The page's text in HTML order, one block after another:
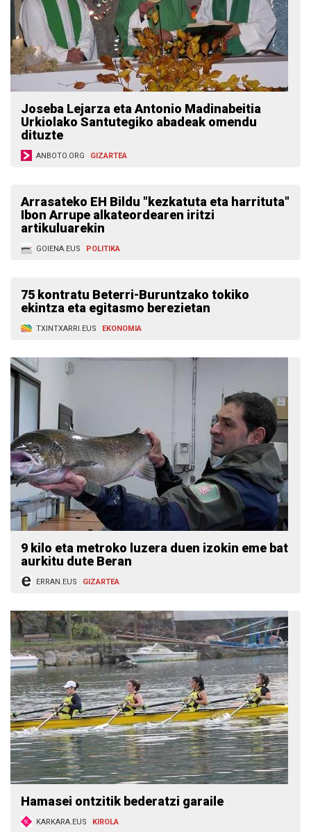
Joseba Lejarza eta Antonio Madinabeitia
Urkiolako Santutegiko abadeak omendu
dituzte
ANBOTO.ORG GIZARTEA
Arrasateko EH Bildu "kezkatuta eta harrituta"
Ibon Arrupe alkateordearen iritzi
artikuluarekin
GOIENA.EUS POLITIKA
75 kontratu Beterri-Buruntzako tokiko
ekintza eta egitasmo berezietan
TXINTXARRI.EUS EKONOMIA
9 kilo eta metroko luzera duen izokin eme bat
aurkitu dute Beran
ERRAN.EUS GIZARTEA
Hamasei ontzitik bederatzi garaile
KARKARA.EUS KIROLA